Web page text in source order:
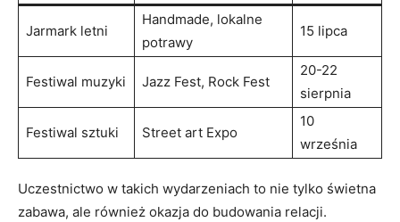
Jarmark letni
Handmade, lokalne
potrawy
15 lipca
Festiwal muzyki Jazz Fest, Rock Fest
20-22
sierpnia
Festiwal sztuki Street art Expo
10
września
Uczestnictwo w takich wydarzeniach to nie tylko świetna
zabawa, ale również okazja do budowania relacji.